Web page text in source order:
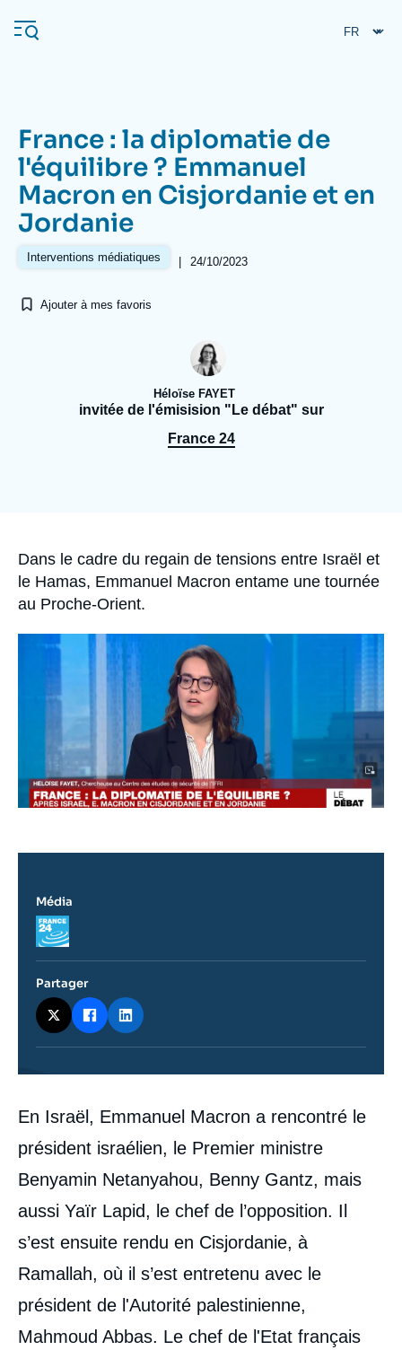
au
contenu
Navigation
principale
L'Ifri
Analyses
Se connecter
France : la diplomatie de
l'équilibre ? Emmanuel
Macron en Cisjordanie et en
Jordanie
Interventions médiatiques | 24/10/2023
Ajouter à mes favoris
Héloïse FAYET
invitée de l'émisision "Le débat" sur
France 24
Accroche
Dans le cadre du regain de tensions entre Israël et
le Hamas, Emmanuel Macron entame une tournée
au Proche-Orient.
Image
Contenu
intervention
médiatique
En Israël, Emmanuel Macron a rencontré le
président israélien, le Premier ministre
Benyamin Netanyahou, Benny Gantz, mais
aussi Yaïr Lapid, le chef de l’opposition. Il
s’est ensuite rendu en Cisjordanie, à
Ramallah, où il s’est entretenu avec le
président de l'Autorité palestinienne,
Mahmoud Abbas. Le chef de l'Etat français
Média
Logo
Partager